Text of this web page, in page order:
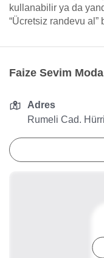
kullanabilir ya da
“Ücretsiz randevu
Faize Sevim
Adres
Rumeli Cad.